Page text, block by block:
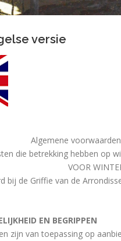
versie
Algemene
die betrekking hebben op
VOOR
bij de Griffie van de
EN BEGRIPPEN
zijn van toepassing op